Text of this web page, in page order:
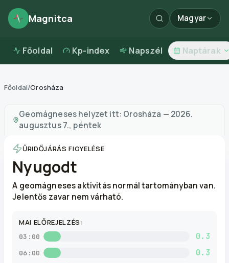
Magnitca Magyar
Főoldal Kp-index Napszél Naptárak
Főoldal/Orosháza
Geomágneses helyzet itt: Orosháza — 2026.
augusztus 7., péntek
ŰRIDŐJÁRÁS FIGYELÉSE
Nyugodt
A geomágneses aktivitás normál tartományban van.
Jelentős zavar nem várható.
MAI ELŐREJELZÉS:
03:00 0.3
06:00 0.3